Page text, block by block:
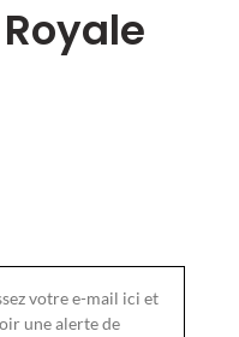
votre e-mail ici et
une alerte de